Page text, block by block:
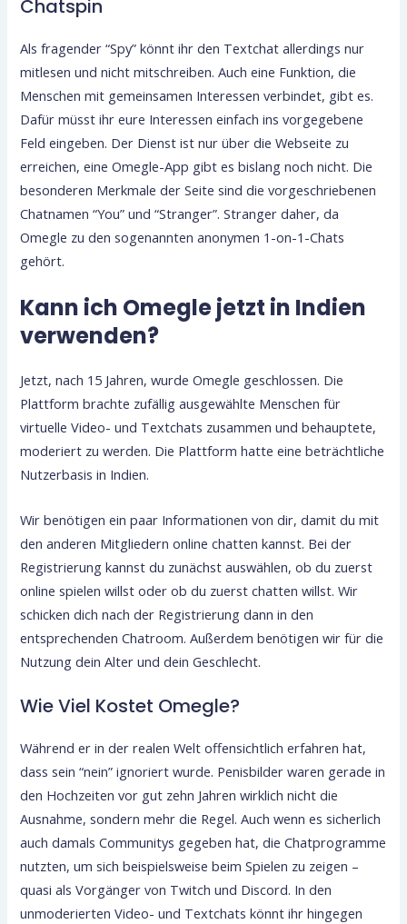
Chatspin
Als fragender “Spy” könnt ihr den Textchat allerdings nur
mitlesen und nicht mitschreiben. Auch eine Funktion, die
Menschen mit gemeinsamen Interessen verbindet, gibt es.
Dafür müsst ihr eure Interessen einfach ins vorgegebene
Feld eingeben. Der Dienst ist nur über die Webseite zu
erreichen, eine Omegle-App gibt es bislang noch nicht. Die
besonderen Merkmale der Seite sind die vorgeschriebenen
Chatnamen “You” und “Stranger”. Stranger daher, da
Omegle zu den sogenannten anonymen 1-on-1-Chats
gehört.
Kann ich Omegle jetzt in Indien
verwenden?
Jetzt, nach 15 Jahren, wurde Omegle geschlossen. Die
Plattform brachte zufällig ausgewählte Menschen für
virtuelle Video- und Textchats zusammen und behauptete,
moderiert zu werden. Die Plattform hatte eine beträchtliche
Nutzerbasis in Indien.
Wir benötigen ein paar Informationen von dir, damit du mit
den anderen Mitgliedern online chatten kannst. Bei der
Registrierung kannst du zunächst auswählen, ob du zuerst
online spielen willst oder ob du zuerst chatten willst. Wir
schicken dich nach der Registrierung dann in den
entsprechenden Chatroom. Außerdem benötigen wir für die
Nutzung dein Alter und dein Geschlecht.
Wie Viel Kostet Omegle?
Während er in der realen Welt offensichtlich erfahren hat,
dass sein “nein” ignoriert wurde. Penisbilder waren gerade in
den Hochzeiten vor gut zehn Jahren wirklich nicht die
Ausnahme, sondern mehr die Regel. Auch wenn es sicherlich
auch damals Communitys gegeben hat, die Chatprogramme
nutzten, um sich beispielsweise beim Spielen zu zeigen –
quasi als Vorgänger von Twitch und Discord. In den
unmoderierten Video- und Textchats könnt ihr hingegen